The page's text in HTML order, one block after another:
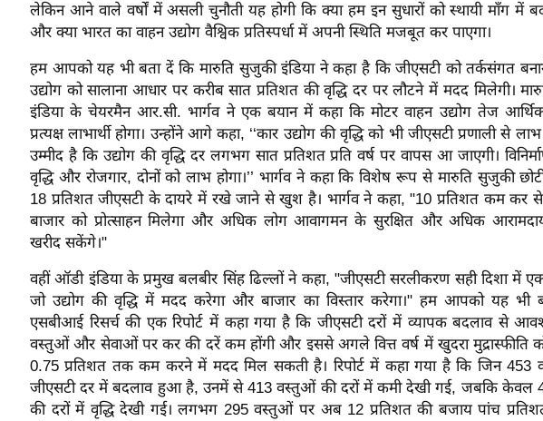
लेकिन आने वाले वर्षों में असली चुनौती यह होगी कि क्या हम इन सुधारों को स्थायी माँग में
और क्या भारत का वाहन उद्योग वैश्विक प्रतिस्पर्धा में अपनी स्थिति मजबूत कर पाएगा।
हम आपको यह भी बता दें कि मारुति सुजुकी इंडिया ने कहा है कि जीएसटी को तर्कसंगत
उद्योग को सालाना आधार पर करीब सात प्रतिशत की वृद्धि दर पर लौटने में मदद मिलेगी।
इंडिया के चेयरमैन आर.सी. भार्गव ने एक बयान में कहा कि मोटर वाहन उद्योग तेज
प्रत्यक्ष लाभार्थी होगा। उन्होंने आगे कहा, ‘‘कार उद्योग की वृद्धि को भी जीएसटी प्रणाली से
उम्मीद है कि उद्योग की वृद्धि दर लगभग सात प्रतिशत प्रति वर्ष पर वापस आ जाएगी।
वृद्धि और रोजगार, दोनों को लाभ होगा।’’ भार्गव ने कहा कि विशेष रूप से मारुति सुजुकी
18 प्रतिशत जीएसटी के दायरे में रखे जाने से खुश है। भार्गव ने कहा, "10 प्रतिशत कम कर
बाजार को प्रोत्साहन मिलेगा और अधिक लोग आवागमन के सुरक्षित और अधिक
खरीद सकेंगे।"
वहीं ऑडी इंडिया के प्रमुख बलबीर सिंह ढिल्लों ने कहा, "जीएसटी सरलीकरण सही दिशा में
जो उद्योग की वृद्धि में मदद करेगा और बाजार का विस्तार करेगा।" हम आपको यह भी
एसबीआई रिसर्च की एक रिपोर्ट में कहा गया है कि जीएसटी दरों में व्यापक बदलाव से
वस्तुओं और सेवाओं पर कर की दरें कम होंगी और इससे अगले वित्त वर्ष में खुदरा मुद्रास्फीति
0.75 प्रतिशत तक कम करने में मदद मिल सकती है। रिपोर्ट में कहा गया है कि जिन 453
जीएसटी दर में बदलाव हुआ है, उनमें से 413 वस्तुओं की दरों में कमी देखी गई, जबकि केवल
की दरों में वृद्धि देखी गई। लगभग 295 वस्तुओं पर अब 12 प्रतिशत की बजाय पांच